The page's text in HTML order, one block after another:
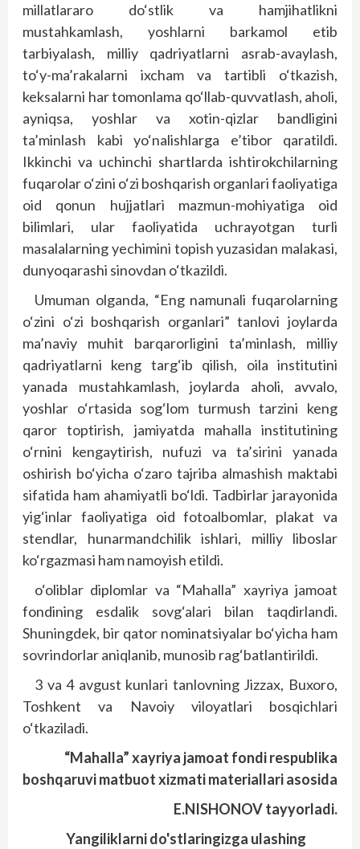
millatlararo do‘stlik va hamjihatlikni
mustahkamlash, yoshlarni barkamol etib
tarbiyalash, milliy qadriyatlarni asrab-avaylash,
to‘y-ma’rakalarni ixcham va tartibli o‘tkazish,
keksalarni har tomonlama qo‘llab-quvvatlash, aholi,
ayniqsa, yoshlar va xotin-qizlar bandligini
ta’minlash kabi yo‘nalishlarga e’tibor qaratildi.
Ikkinchi va uchinchi shartlarda ishtirokchilarning
fuqarolar o‘zini o‘zi boshqarish organlari faoliyatiga
oid qonun hujjatlari mazmun-mohiyatiga oid
bilimlari, ular faoliyatida uchrayotgan turli
masalalarning yechimini topish yuzasidan malakasi,
dunyoqarashi sinovdan o‘tkazildi.
Umuman olganda, “Eng namunali fuqarolarning
o‘zini o‘zi boshqarish organlari” tanlovi joylarda
ma’naviy muhit barqarorligini ta’minlash, milliy
qadriyatlarni keng targ‘ib qilish, oila institutini
yanada mustahkamlash, joylarda aholi, avvalo,
yoshlar o‘rtasida sog‘lom turmush tarzini keng
qaror toptirish, jamiyatda mahalla institutining
o‘rnini kengaytirish, nufuzi va ta’sirini yanada
oshirish bo‘yicha o‘zaro tajriba almashish maktabi
sifatida ham ahamiyatli bo‘ldi. Tadbirlar jarayonida
yig‘inlar faoliyatiga oid fotoalbomlar, plakat va
stendlar, hunarmandchilik ishlari, milliy liboslar
ko‘rgazmasi ham namoyish etildi.
o‘oliblar diplomlar va “Mahalla” xayriya jamoat
fondining esdalik sovg‘alari bilan taqdirlandi.
Shuningdek, bir qator nominatsiyalar bo‘yicha ham
sovrindorlar aniqlanib, munosib rag‘batlantirildi.
3 va 4 avgust kunlari tanlovning Jizzax, Buxoro,
Toshkent va Navoiy viloyatlari bosqichlari
o‘tkaziladi.
“Mahalla” xayriya jamoat fondi respublika
boshqaruvi matbuot xizmati materiallari asosida
E.NISHONOV tayyorladi.
Yangiliklarni do'stlaringizga ulashing